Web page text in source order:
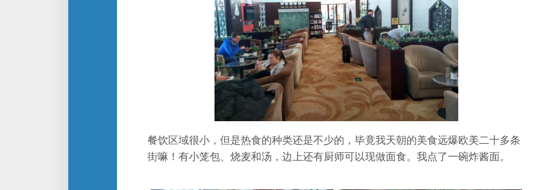
餐饮区域很小，但是热食的种类还是不少的，毕竟我天朝的美食远爆欧美二十多条
街嘛！有小笼包、烧麦和汤，边上还有厨师可以现做面食。我点了一碗炸酱面。